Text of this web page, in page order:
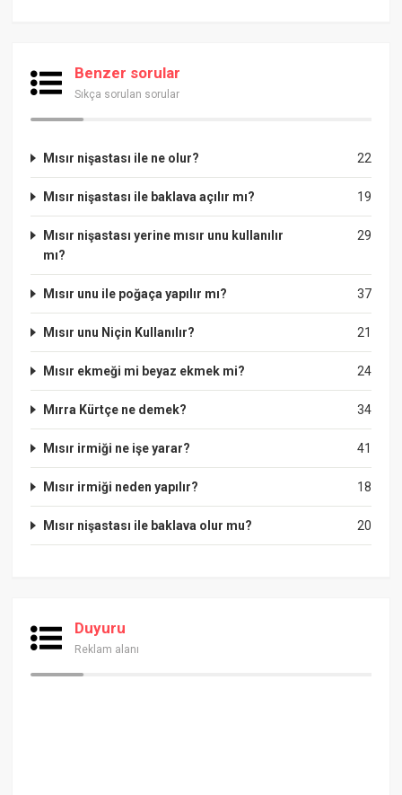
Benzer sorular
Sıkça sorulan sorular
22
Mısır nişastası ile ne olur?
19
Mısır nişastası ile baklava açılır mı?
29
Mısır nişastası yerine mısır unu kullanılır
mı?
37
Mısır unu ile poğaça yapılır mı?
21
Mısır unu Niçin Kullanılır?
24
Mısır ekmeği mi beyaz ekmek mi?
34
Mırra Kürtçe ne demek?
41
Mısır irmiği ne işe yarar?
18
Mısır irmiği neden yapılır?
20
Mısır nişastası ile baklava olur mu?
Duyuru
Reklam alanı